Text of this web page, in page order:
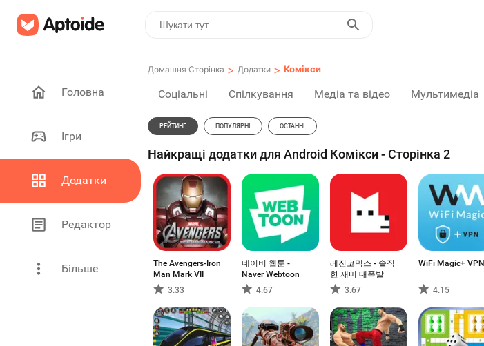
Головна
Ігри
Додатки
Редактор
Більше
Домашня Сторінка > Додатки > Комікси
Соціальні Спілкування Медіа та відео Мультимедіа
РЕЙТИНГ ПОПУЛЯРНІ ОСТАННІ
Найкращі додатки для Android Комікси - Сторінка 2
The Avengers-Iron
Man Mark VII
3.33
네이버 웹툰 -
Naver Webtoon
4.67
레진코믹스 - 솔직
한 재미 대폭발
3.67
WiFi Magic+ VPN
4.15